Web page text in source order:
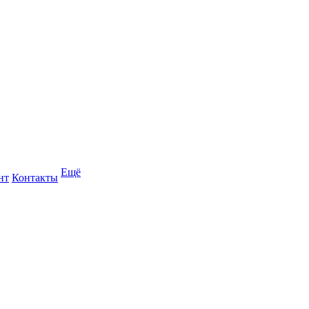
Контакты Ещё